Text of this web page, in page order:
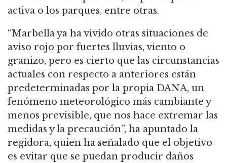
activa o los parques, entre otras.
“Marbella ya ha vivido otras situaciones de
aviso rojo por fuertes lluvias, viento o
granizo, pero es cierto que las circunstancias
actuales con respecto a anteriores están
predeterminadas por la propia DANA, un
fenómeno meteorológico más cambiante y
menos previsible, que nos hace extremar las
medidas y la precaución”, ha apuntado la
regidora, quien ha señalado que el objetivo
es evitar que se puedan producir daños